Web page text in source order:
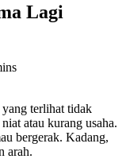
Lagi
yang terlihat tidak
atau kurang usaha.
bergerak. Kadang,
arah.